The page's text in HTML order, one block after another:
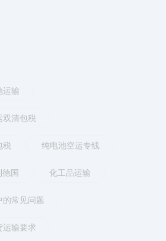
运输
双清包税
税 纯电池空运专线
德国 化工品运输
的常见问题
运输要求